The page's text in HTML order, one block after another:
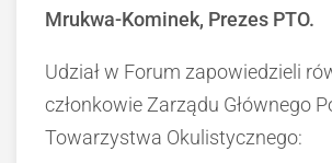
Mrukwa-Kominek, Prezes PTO.
Udział w Forum zapowiedzieli
członkowie Zarządu Głównego
Towarzystwa Okulistycznego: